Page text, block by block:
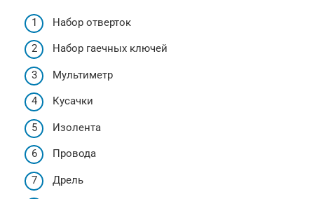
Набор отверток
Набор гаечных ключей
Мультиметр
Кусачки
Изолента
Провода
Дрель